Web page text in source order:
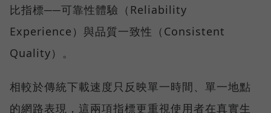
比指標──可靠性體驗（Reliability
Experience）與品質一致性（Consistent
Quality）。
相較於傳統下載速度只反映單一時間、單一地點
的網路表現，這兩項指標更重視使用者在真實生